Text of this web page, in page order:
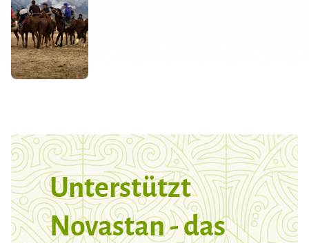
Unterstützt
Novastan - das